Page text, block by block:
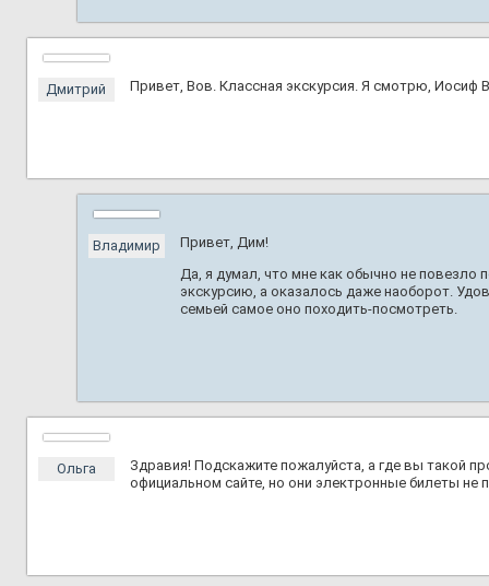
Дмитрий Привет, Вов. Классная экскурсия. Я смотрю, Иосиф
Владимир
Привет, Дим!
Да, я думал, что мне как обычно не повезло
экскурсию, а оказалось даже наоборот.
семьей самое оно походить-посмотреть.
Ольга
Здравия! Подскажите пожалуйста, а где вы такой
официальном сайте, но они электронные билеты